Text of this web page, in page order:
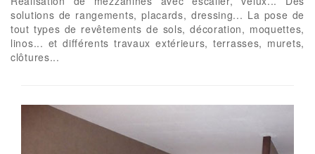
solutions de rangements, placards, dressing... La pose de
tout types de revêtements de sols, décoration, moquettes,
linos... et différents travaux extérieurs, terrasses, murets,
clôtures...